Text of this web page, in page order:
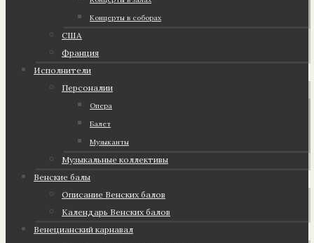
Концерты в соборах
США
Франция
Исполнители
Персоналии
Опера
Балет
Музыканты
Музыкальные коллективы
Венские балы
Описание Венских балов
Календарь Венских балов
Венецианский карнавал